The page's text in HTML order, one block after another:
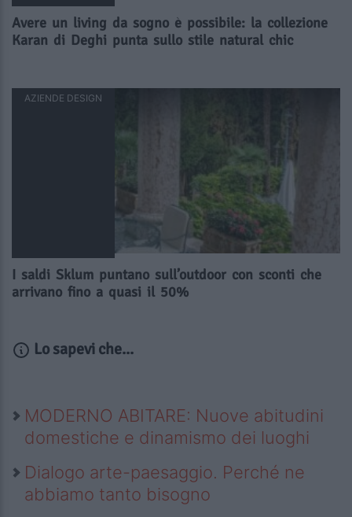
Avere un living da sogno è possibile: la collezione
Karan di Deghi punta sullo stile natural chic
AZIENDE DESIGN
I saldi Sklum puntano sull’outdoor con sconti che
arrivano fino a quasi il 50%
Lo sapevi che...
MODERNO ABITARE: Nuove abitudini
domestiche e dinamismo dei luoghi
Dialogo arte-paesaggio. Perché ne
abbiamo tanto bisogno